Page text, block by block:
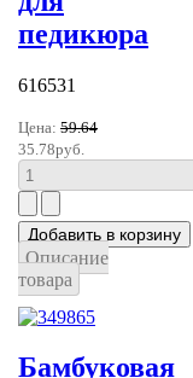
педикюра
616531
Цена: 59.64
35.78руб.
Описание
товара
Бамбуковая